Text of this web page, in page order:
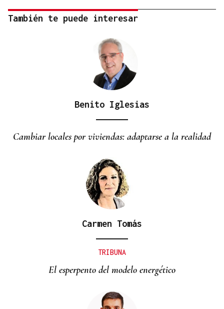
También te puede interesar
Benito Iglesias
Cambiar locales por viviendas: adaptarse a la realidad
Carmen Tomás
TRIBUNA
El esperpento del modelo energético